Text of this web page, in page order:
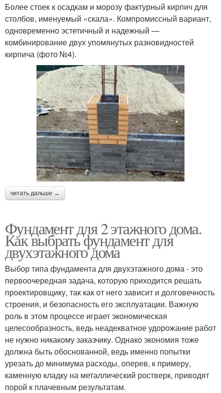
Более стоек к осадкам и морозу фактурный кирпич для
столбов, именуемый «скала». Компромиссный вариант,
одновременно эстетичный и надежный —
комбинирование двух упомянутых разновидностей
кирпича (фото №4).
читать дальше →
Фундамент для 2 этажного дома.
Как выбрать фундамент для
двухэтажного дома
Выбор типа фундамента для двухэтажного дома - это
первоочередная задача, которую приходится решать
проектировщику, так как от него зависит и долговечность
строения, и безопасность его эксплуатации. Важную
роль в этом процессе играет экономическая
целесообразность, ведь неадекватное удорожание работ
не нужно никакому заказчику. Однако экономия тоже
должна быть обоснованной, ведь именно попытки
урезать до минимума расходы, оперев, к примеру,
каменную кладку на металлический ростверк, приводят
порой к плачевным результатам.